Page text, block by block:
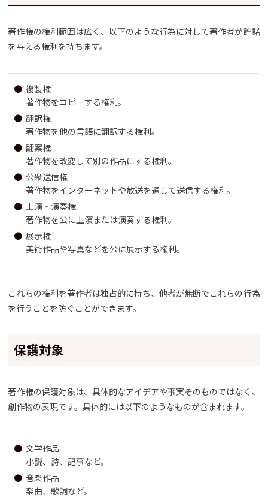
著作権の権利範囲は広く、以下のような行為に対して著作者が許諾
を与える権利を持ちます。
複製権
著作物をコピーする権利。
翻訳権
著作物を他の言語に翻訳する権利。
翻案権
著作物を改変して別の作品にする権利。
公衆送信権
著作物をインターネットや放送を通じて送信する権利。
上演・演奏権
著作物を公に上演または演奏する権利。
展示権
美術作品や写真などを公に展示する権利。
これらの権利を著作者は独占的に持ち、他者が無断でこれらの行為
を行うことを防ぐことができます。
保護対象
著作権の保護対象は、具体的なアイデアや事実そのものではなく、
創作物の表現です。具体的には以下のようなものが含まれます。
文学作品
小説、詩、記事など。
音楽作品
楽曲、歌詞など。